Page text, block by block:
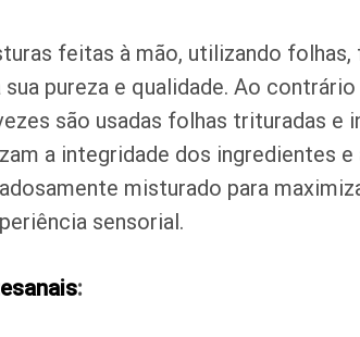
feitas à mão, utilizando folhas,
pureza e qualidade. Ao
são usadas folhas trituradas e
a integridade dos ingredientes
misturado para
sensorial.
: